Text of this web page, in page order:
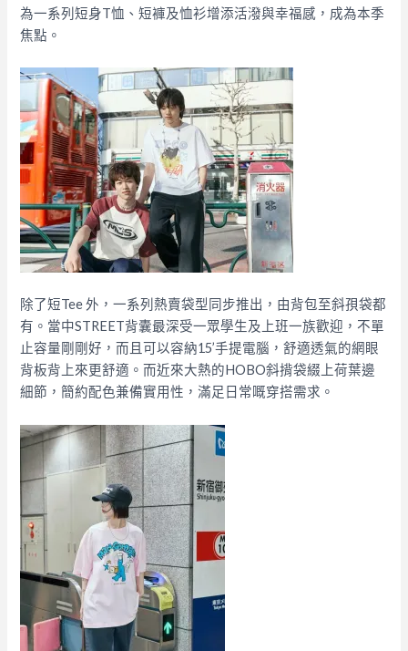
為一系列短身T恤、短褲及恤衫增添活潑與幸福感，成為本季
焦點。
除了短Tee 外，一系列熱賣袋型同步推出，由背包至斜孭袋都
有。當中STREET背囊最深受一眾學生及上班一族歡迎，不單
止容量剛剛好，而且可以容納15’手提電腦，舒適透氣的網眼
背板背上來更舒適。而近來大熱的HOBO斜揹袋綴上荷葉邊
細節，簡約配色兼備實用性，滿足日常嘅穿搭需求。